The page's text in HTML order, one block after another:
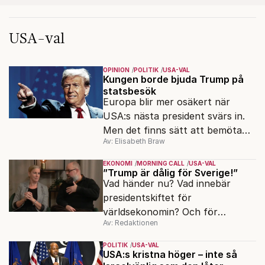
USA-val
OPINION POLITIK USA-VAL
Kungen borde bjuda Trump på
statsbesök
Europa blir mer osäkert när
USA:s nästa president svärs in.
Men det finns sätt att bemöta
den nya situationen, skriver
Elisabeth Braw.
Av: Elisabeth Braw
EKONOMI MORNING CALL USA-VAL
”Trump är dålig för Sverige!”
Vad händer nu? Vad innebär
presidentskiftet för
världsekonomin? Och för
Sverige? Paneldiskussion med
Per Altenberg, Anna Stellinger
och Daniel Suhonen.
Av: Redaktionen
POLITIK USA-VAL
USA:s kristna höger – inte så